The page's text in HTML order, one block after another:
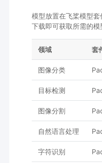
模型放置在飞桨模型
下载即可获取所需的模
领域 套
图像分类
目标检测
图像分割
自然语言处理
字符识别